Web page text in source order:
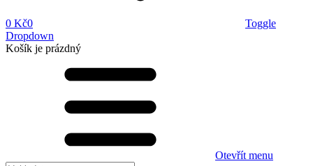
0 Kč0
Toggle
Dropdown
Košík je prázdný
Otevřít menu